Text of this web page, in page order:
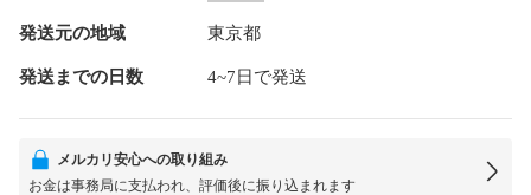
発送元の地域 東京都
発送までの日数 4~7日で発送
メルカリ安心への取り組み
お金は事務局に支払われ、評価後に振り込まれます